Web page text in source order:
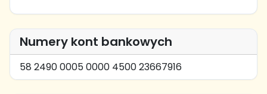
Numery kont bankowych
58 2490 0005 0000 4500 23667916